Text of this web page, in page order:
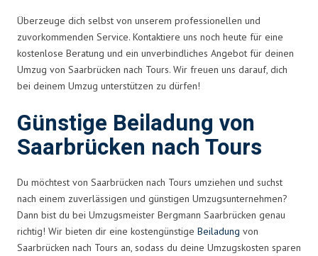
Überzeuge dich selbst von unserem professionellen und
zuvorkommenden Service. Kontaktiere uns noch heute für eine
kostenlose Beratung und ein unverbindliches Angebot für deinen
Umzug von Saarbrücken nach Tours. Wir freuen uns darauf, dich
bei deinem Umzug unterstützen zu dürfen!
Günstige Beiladung von
Saarbrücken nach Tours
Du möchtest von Saarbrücken nach Tours umziehen und suchst
nach einem zuverlässigen und günstigen Umzugsunternehmen?
Dann bist du bei Umzugsmeister Bergmann Saarbrücken genau
richtig! Wir bieten dir eine kostengünstige Beiladung von
Saarbrücken nach Tours an, sodass du deine Umzugskosten sparen